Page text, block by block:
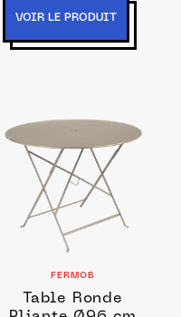
VOIR LE PRODUIT
FERMOB
Table Ronde